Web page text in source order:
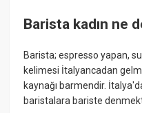
Barista kadın ne
Barista; espresso yapan,
kelimesi İtalyancadan
kaynağı barmendir.
baristalara bariste